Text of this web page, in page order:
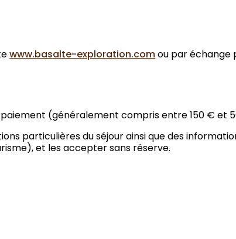
www.basalte-exploration.comou par échange
(généralement compris entre 150 € et
particulières du séjour ainsi que des
et les accepter sans réserve.